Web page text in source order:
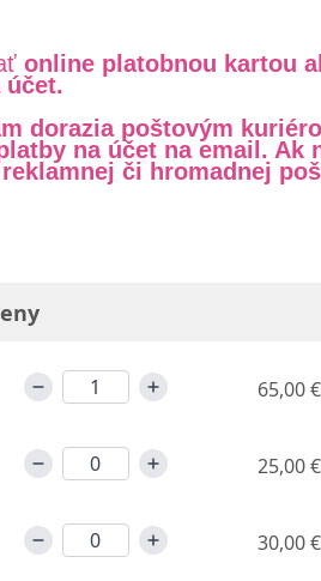
online platobnou kartou
účet.
dorazia poštovým
na účet na email. Ak
či hromadnej
65,00 €
25,00 €
30,00 €